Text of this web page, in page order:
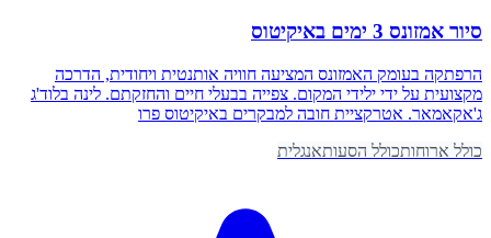
סיור אמזונס 3 ימים באיקיטוס
הרפתקה בעומק האמזונס המציעה חוויה אותנטית ויחודית, הדרכה
מקצועית על ידי ילידי המקום. צפייה בבעלי חיים והחזקתם. לינה בלוד'ג
ג'אקאמאר. אטרקציית חובה למבקרים באיקיטוס פרו
כולל ארוחותכולל הסעותאנגלית